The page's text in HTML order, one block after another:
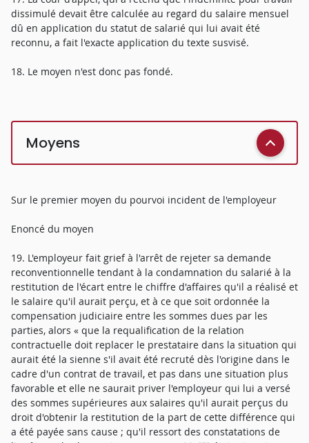
dissimulé devait être calculée au regard du salaire mensuel
dû en application du statut de salarié qui lui avait été
reconnu, a fait l'exacte application du texte susvisé.
18. Le moyen n'est donc pas fondé.
Moyens
Sur le premier moyen du pourvoi incident de l'employeur
Enoncé du moyen
19. L'employeur fait grief à l'arrêt de rejeter sa demande
reconventionnelle tendant à la condamnation du salarié à la
restitution de l'écart entre le chiffre d'affaires qu'il a réalisé et
le salaire qu'il aurait perçu, et à ce que soit ordonnée la
compensation judiciaire entre les sommes dues par les
parties, alors « que la requalification de la relation
contractuelle doit replacer le prestataire dans la situation qui
aurait été la sienne s'il avait été recruté dès l'origine dans le
cadre d'un contrat de travail, et pas dans une situation plus
favorable et elle ne saurait priver l'employeur qui lui a versé
des sommes supérieures aux salaires qu'il aurait perçus du
droit d'obtenir la restitution de la part de cette différence qui
a été payée sans cause ; qu'il ressort des constatations de